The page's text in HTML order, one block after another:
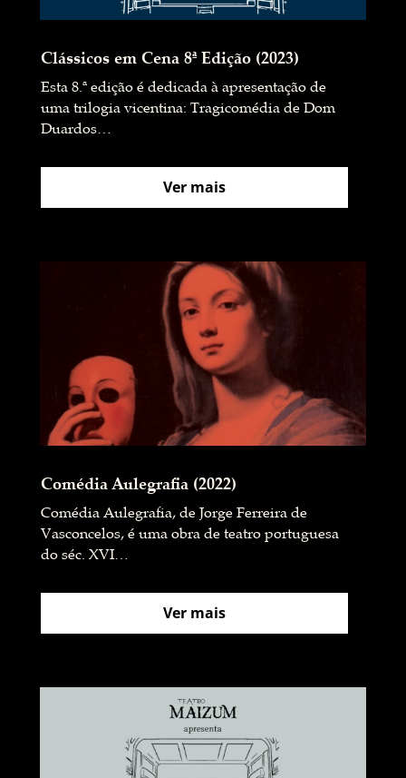
Clássicos em Cena 8ª Edição (2023)
Esta 8.ª edição é dedicada à apresentação de
uma trilogia vicentina: Tragicomédia de Dom
Duardos…
Ver mais
Comédia Aulegrafia (2022)
Comédia Aulegrafia, de Jorge Ferreira de
Vasconcelos, é uma obra de teatro portuguesa
do séc. XVI…
Ver mais